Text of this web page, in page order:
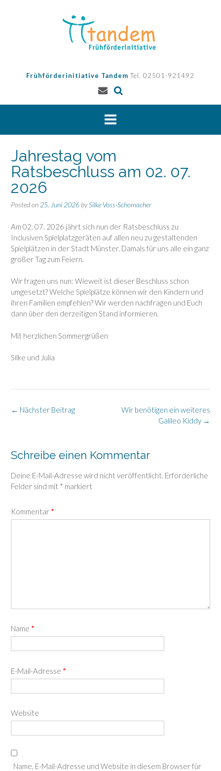
Frühförderinitiative Tandem Tel. 02501-921492
Jahrestag vom
Ratsbeschluss am 02. 07.
2026
Posted on 25. Juni 2026 bySilke Voss-Schomacher
Am 02. 07. 2026 jährt sich nun der Ratsbeschluss zu
Inclusiven Spielplatzgeräten auf allen neu zu gestaltenden
Spielplätzen in der Stadt Münster. Damals für uns alle ein ganz
großer Tag zum Feiern.
Wir fragen uns nun: Wieweit ist dieser Beschluss schon
umgesetzt? Welche Spielplätze können wir den Kindern und
ihren Familien empfehlen? Wir werden nachfragen und Euch
dann über den derzeitigen Stand informieren.
Mit herzlichen Sommergrüßen
Silke und Julia
Post
Wir benötigen ein weiteres
Galileo Kiddy →
← Nächster Beitrag
Schreibe einen Kommentar
Deine E-Mail-Adresse wird nicht veröffentlicht. Erforderliche
Felder sind mit * markiert
Kommentar *
Name *
E-Mail-Adresse *
Website
Name, E-Mail-Adresse und Website in diesem Browser für